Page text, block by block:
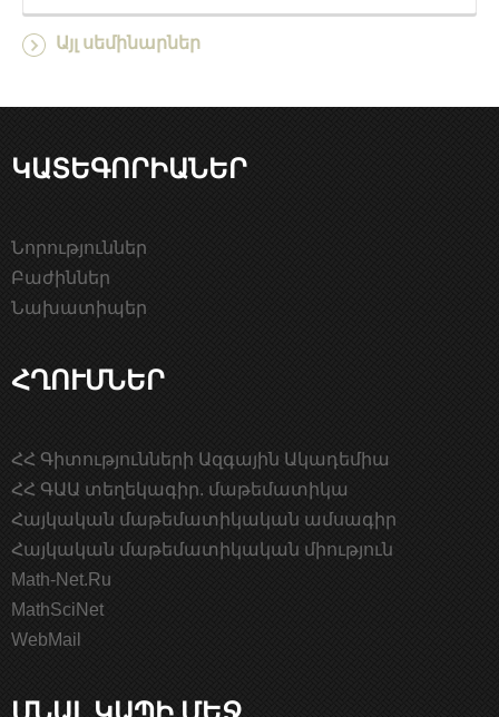
Այլ սեմինարներ
ԿԱՏԵԳՈՐԻԱՆԵՐ
Նորություններ
Բաժիններ
Նախատիպեր
ՀՂՈՒՄՆԵՐ
ՀՀ Գիտությունների Ազգային Ակադեմիա
ՀՀ ԳԱԱ տեղեկագիր. մաթեմատիկա
Հայկական մաթեմատիկական ամսագիր
Հայկական մաթեմատիկական միություն
Math-Net.Ru
MathSciNet
WebMail